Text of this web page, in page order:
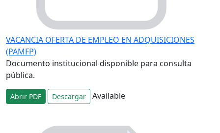
VACANCIA OFERTA DE EMPLEO EN ADQUISICIONES
(PAMFP)
Documento institucional disponible para consulta
pública.
Abrir PDF Descargar Available